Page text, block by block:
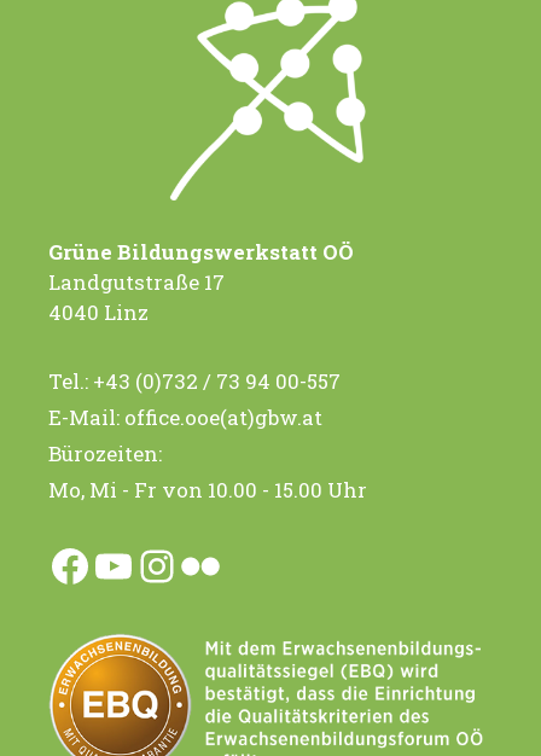
Grüne Bildungswerkstatt OÖ
Landgutstraße 17
4040 Linz
Tel.: +43 (0)732 / 73 94 00-557
E-Mail: office.ooe(at)gbw.at
Bürozeiten:
Mo, Mi - Fr von 10.00 - 15.00 Uhr
Facebook
YouTube
Instagram
Flickr